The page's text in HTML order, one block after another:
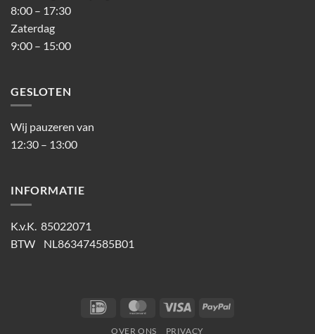
8:00 – 17:30
Zaterdag
9:00 – 15:00
GESLOTEN
Wij pauzeren van
12:30 – 13:00
INFORMATIE
K.v.K. 85022071
BTW NL863474585B01
IDeal MasterCard
Visa PayPal
OVER ONS PRIVACY